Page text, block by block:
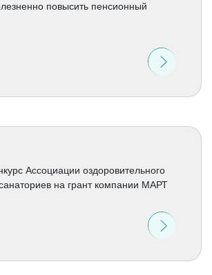
повысить пенсионный
Ассоциации оздоровительного
на грант компании МАРТ